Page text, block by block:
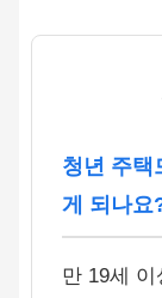
청년 주택
게 되나요
만 19세